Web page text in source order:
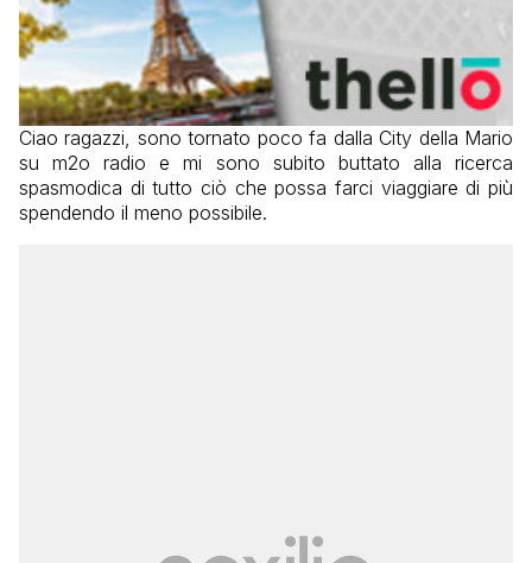
Ciao ragazzi, sono tornato poco fa dalla City della Mario
su m2o radio e mi sono subito buttato alla ricerca
spasmodica di tutto ciò che possa farci viaggiare di più
spendendo il meno possibile.